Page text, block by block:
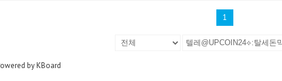
1
by KBoard